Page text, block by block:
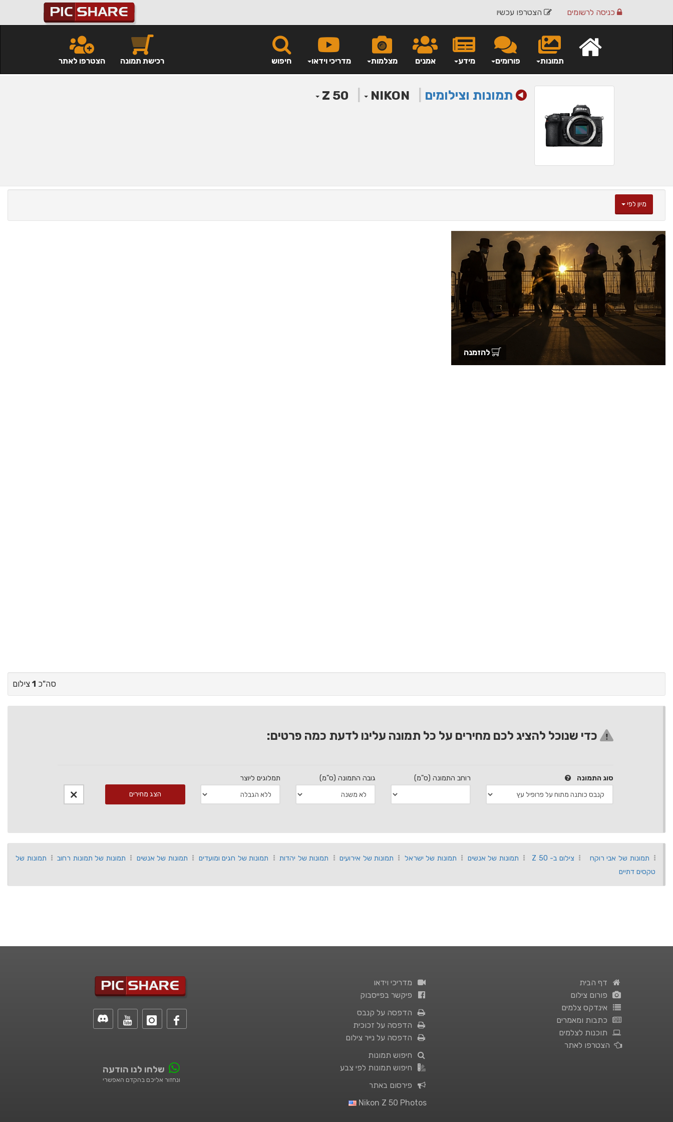
הצטרפו עכשיו כניסה לרשומים
חיפוש מדריכי וידאו מצלמות אמנים מידע פורומים תמונות הצטרפו לאתר רכישת תמונה
תמונות וצילומים NIKON
Z 50
מיון לפי
להזמנה
סה"כ 1 צילום
כדי שנוכל להציג לכם מחירים על כל תמונה עלינו לדעת כמה פרטים:
סוג התמונה רוחב התמונה (ס"מ) גובה התמונה (ס"מ) תמלוגים ליוצר
הצג מחירים
תמונות של אבי רוקח צילום ב- Z 50 תמונות של אנשים תמונות של ישראל תמונות של אירועים תמונות של יהדות תמונות של חגים ומועדים תמונות של אנשים תמונות של תמונות רחוב
תמונות של
טקסים דתיים
שלחו לנו הודעה
ונחזור אליכם בהקדם האפשרי
מדריכי וידאו
פיקשר בפייסבוק
הדפסה על קנבס
הדפסה על זכוכית
הדפסה על נייר צילום
חיפוש תמונות
חיפוש תמונות לפי צבע
פירסום באתר
Nikon Z 50 Photos
דף הבית
פורום צילום
אינדקס צלמים
כתבות ומאמרים
תוכנות לצלמים
הצטרפו לאתר